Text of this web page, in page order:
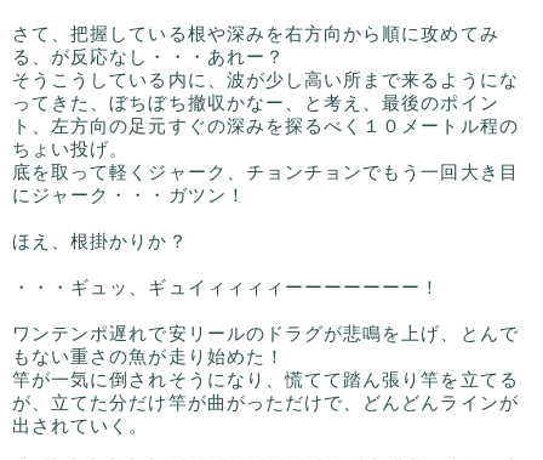
さて、把握している根や深みを右方向から順に攻めてみ
る、が反応なし・・・あれー？
そうこうしている内に、波が少し高い所まで来るようにな
ってきた、ぼちぼち撤収かなー、と考え、最後のポイン
ト、左方向の足元すぐの深みを探るべく１０メートル程の
ちょい投げ。
底を取って軽くジャーク、チョンチョンでもう一回大き目
にジャーク・・・ガツン！
ほえ、根掛かりか？
・・・ギュッ、ギュイィィィィーーーーーーー！
ワンテンポ遅れで安リールのドラグが悲鳴を上げ、とんで
もない重さの魚が走り始めた！
竿が一気に倒されそうになり、慌てて踏ん張り竿を立てる
が、立てた分だけ竿が曲がっただけで、どんどんラインが
出されていく。